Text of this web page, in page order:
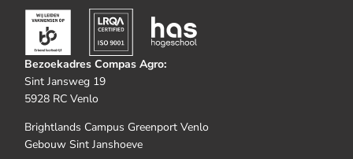
Bezoekadres Compas Agro:
Sint Jansweg 19
5928 RC Venlo
Brightlands Campus Greenport Venlo
Gebouw Sint Janshoeve